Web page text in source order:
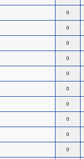
0
0
0
0
0
0
0
0
0
0